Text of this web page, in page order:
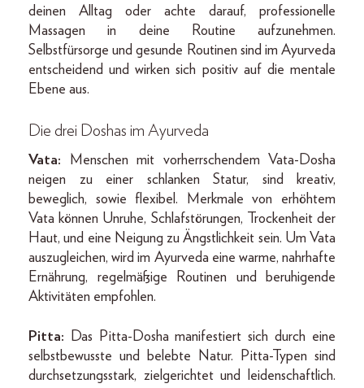
deinen Alltag oder achte darauf, professionelle
Massagen in deine Routine aufzunehmen.
Selbstfürsorge und gesunde Routinen sind im Ayurveda
entscheidend und wirken sich positiv auf die mentale
Ebene aus.
Die drei Doshas im Ayurveda
Vata:
Menschen mit vorherrschendem Vata-Dosha
neigen zu einer schlanken Statur, sind kreativ,
beweglich, sowie flexibel. Merkmale von erhöhtem
Vata können Unruhe, Schlafstörungen, Trockenheit der
Haut, und eine Neigung zu Ängstlichkeit sein. Um Vata
auszugleichen, wird im Ayurveda eine warme, nahrhafte
Ernährung, regelmäßige Routinen und beruhigende
Aktivitäten empfohlen.
Pitta: Das Pitta-Dosha manifestiert sich durch eine
selbstbewusste und belebte Natur. Pitta-Typen sind
durchsetzungsstark, zielgerichtet und leidenschaftlich.